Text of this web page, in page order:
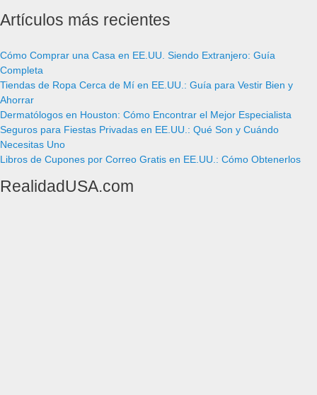
Artículos más recientes
Cómo Comprar una Casa en EE.UU. Siendo Extranjero: Guía
Completa
Tiendas de Ropa Cerca de Mí en EE.UU.: Guía para Vestir Bien y
Ahorrar
Dermatólogos en Houston: Cómo Encontrar el Mejor Especialista
Seguros para Fiestas Privadas en EE.UU.: Qué Son y Cuándo
Necesitas Uno
Libros de Cupones por Correo Gratis en EE.UU.: Cómo Obtenerlos
RealidadUSA.com